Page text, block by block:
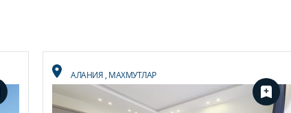
АЛАНИЯ, МАХМУТЛАР